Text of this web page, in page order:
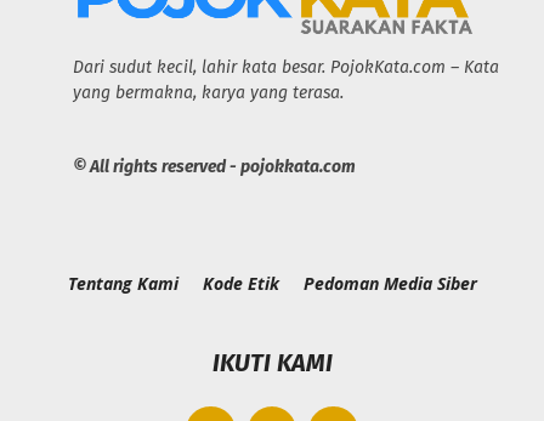
Dari sudut kecil, lahir kata besar. PojokKata.com – Kata
yang bermakna, karya yang terasa.
© All rights reserved - pojokkata.com
Tentang Kami Kode Etik Pedoman Media Siber
IKUTI KAMI